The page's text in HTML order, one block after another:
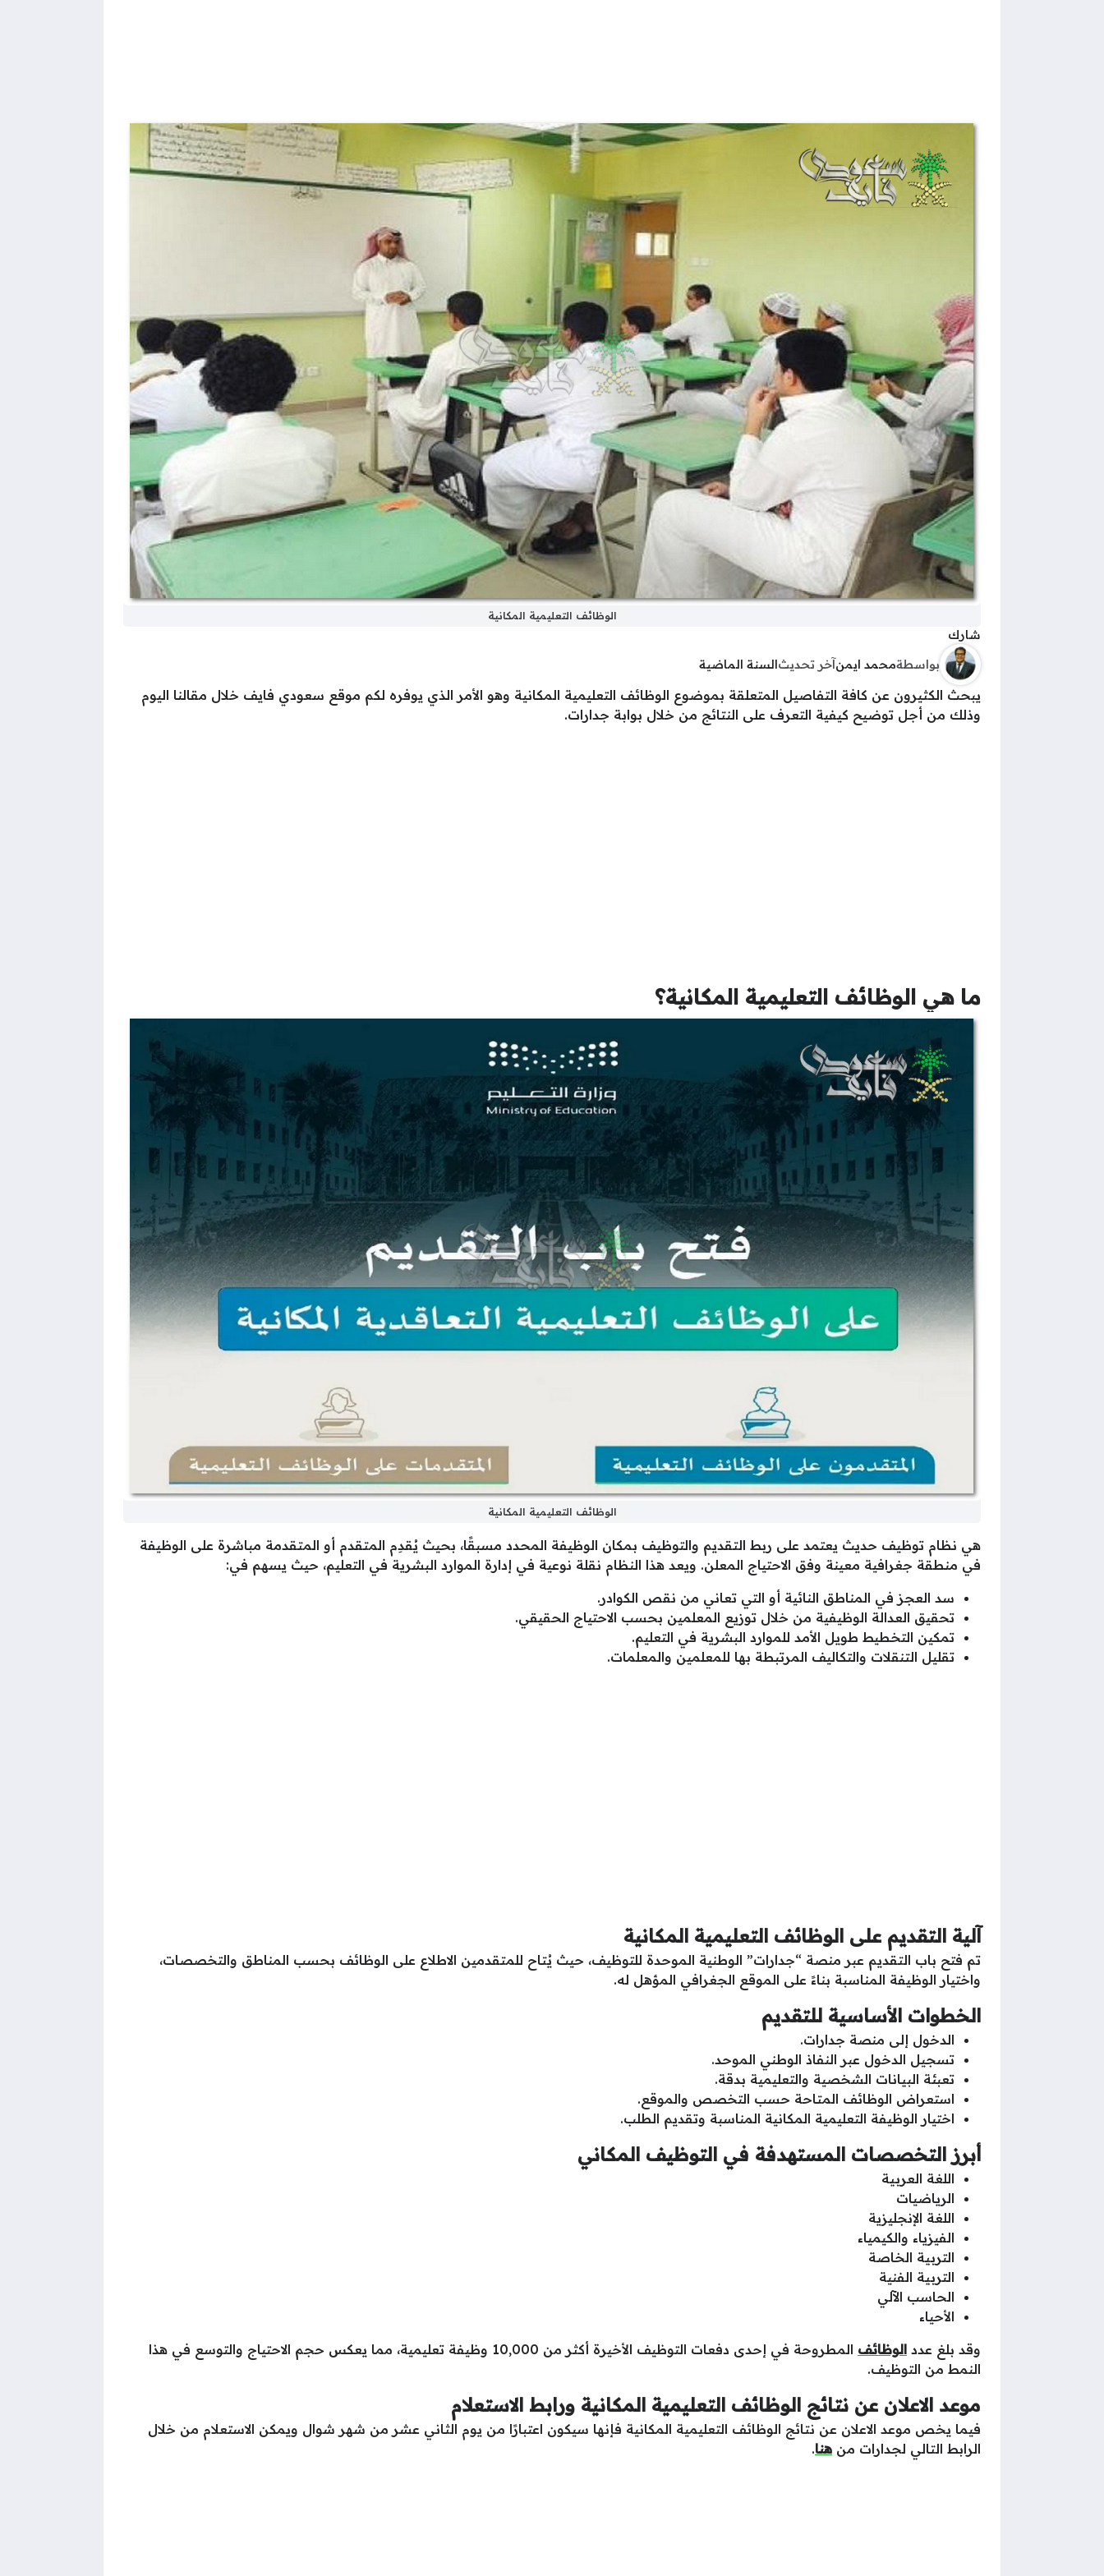
الوظائف التعليمية المكانية
شارك
بواسطةمحمد ايمنآخر تحديثالسنة الماضية
يبحث الكثيرون عن كافة التفاصيل المتعلقة بموضوع الوظائف التعليمية المكانية وهو الأمر الذي يوفره لكم موقع سعودي فايف خلال مقالنا اليوم
وذلك من أجل توضيح كيفية التعرف على النتائج من خلال بوابة جدارات.
ما هي الوظائف التعليمية المكانية؟
الوظائف التعليمية المكانية
هي نظام توظيف حديث يعتمد على ربط التقديم والتوظيف بمكان الوظيفة المحدد مسبقًا، بحيث يُقدِم المتقدم أو المتقدمة مباشرة على الوظيفة
في منطقة جغرافية معينة وفق الاحتياج المعلن. ويعد هذا النظام نقلة نوعية في إدارة الموارد البشرية في التعليم، حيث يسهم في:
سد العجز في المناطق النائية أو التي تعاني من نقص الكوادر.
تحقيق العدالة الوظيفية من خلال توزيع المعلمين بحسب الاحتياج الحقيقي.
تمكين التخطيط طويل الأمد للموارد البشرية في التعليم.
تقليل التنقلات والتكاليف المرتبطة بها للمعلمين والمعلمات.
آلية التقديم على الوظائف التعليمية المكانية
تم فتح باب التقديم عبر منصة “جدارات” الوطنية الموحدة للتوظيف، حيث يُتاح للمتقدمين الاطلاع على الوظائف بحسب المناطق والتخصصات،
واختيار الوظيفة المناسبة بناءً على الموقع الجغرافي المؤهل له.
الخطوات الأساسية للتقديم
الدخول إلى منصة جدارات.
تسجيل الدخول عبر النفاذ الوطني الموحد.
تعبئة البيانات الشخصية والتعليمية بدقة.
استعراض الوظائف المتاحة حسب التخصص والموقع.
اختيار الوظيفة التعليمية المكانية المناسبة وتقديم الطلب.
أبرز التخصصات المستهدفة في التوظيف المكاني
اللغة العربية
الرياضيات
اللغة الإنجليزية
الفيزياء والكيمياء
التربية الخاصة
التربية الفنية
الحاسب الآلي
الأحياء
وقد بلغ عدد الوظائف
المطروحة في إحدى دفعات التوظيف الأخيرة أكثر من 10,000 وظيفة تعليمية، مما يعكس حجم الاحتياج والتوسع في هذا
النمط من التوظيف.
موعد الاعلان عن نتائج الوظائف التعليمية المكانية ورابط الاستعلام
فيما يخص موعد الاعلان عن نتائج الوظائف التعليمية المكانية فإنها سيكون اعتبارًا من يوم الثاني عشر من شهر شوال ويمكن الاستعلام من خلال
الرابط التالي لجدارات من هنا.